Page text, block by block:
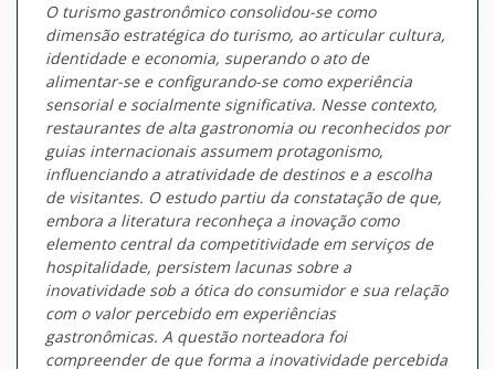
O turismo gastronômico consolidou-se como
dimensão estratégica do turismo, ao articular cultura,
identidade e economia, superando o ato de
alimentar-se e configurando-se como experiência
sensorial e socialmente significativa. Nesse contexto,
restaurantes de alta gastronomia ou reconhecidos por
guias internacionais assumem protagonismo,
influenciando a atratividade de destinos e a escolha
de visitantes. O estudo partiu da constatação de que,
embora a literatura reconheça a inovação como
elemento central da competitividade em serviços de
hospitalidade, persistem lacunas sobre a
inovatividade sob a ótica do consumidor e sua relação
com o valor percebido em experiências
gastronômicas. A questão norteadora foi
compreender de que forma a inovatividade percebida